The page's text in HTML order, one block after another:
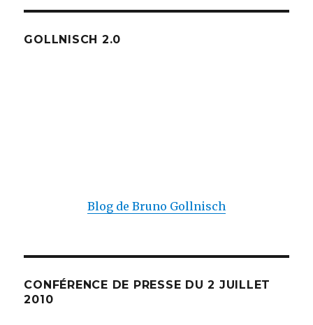
GOLLNISCH 2.0
Blog de Bruno Gollnisch
CONFÉRENCE DE PRESSE DU 2 JUILLET
2010